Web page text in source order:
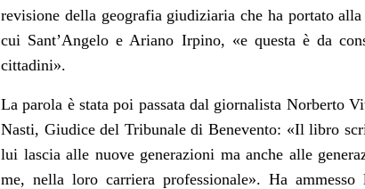
revisione della geografia giudiziaria che ha portato
cui Sant’Angelo e Ariano Irpino, «e questa è da
cittadini».
La parola è stata poi passata dal giornalista Norberto
Nasti, Giudice del Tribunale di Benevento: «Il libro
lui lascia alle nuove generazioni ma anche alle
me, nella loro carriera professionale». Ha